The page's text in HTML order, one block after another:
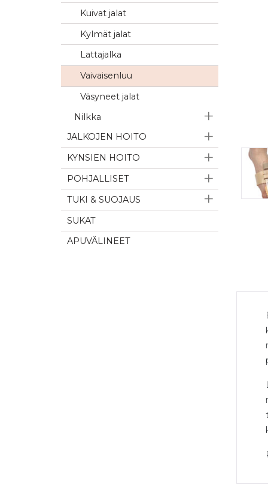
Kuivat jalat
Kylmät jalat
Lattajalka
Vaivaisenluu
Väsyneet jalat
Nilkka
JALKOJEN HOITO
KYNSIEN HOITO
POHJALLISET
TUKI & SUOJAUS
SUKAT
APUVÄLINEET